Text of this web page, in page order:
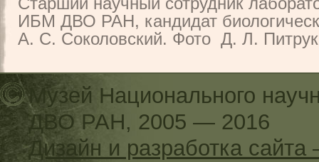
Старший научный сотрудник
ИБМ ДВО РАН, кандидат
А. С. Соколовский. Фото Д. Л.
Музей Национального
ДВО РАН, 2005 — 2016
Дизайн и разработка